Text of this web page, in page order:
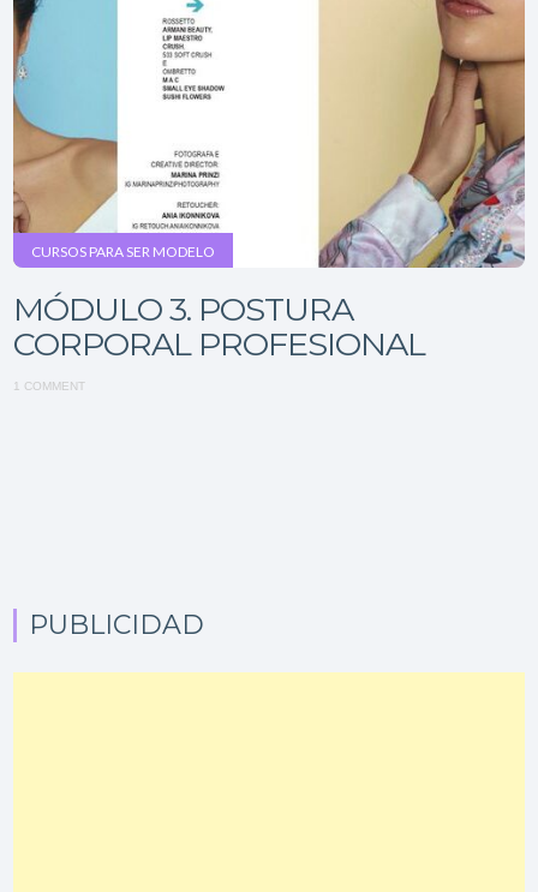
CURSOS PARA SER MODELO
MÓDULO 3. POSTURA
CORPORAL PROFESIONAL
1 COMMENT
PUBLICIDAD